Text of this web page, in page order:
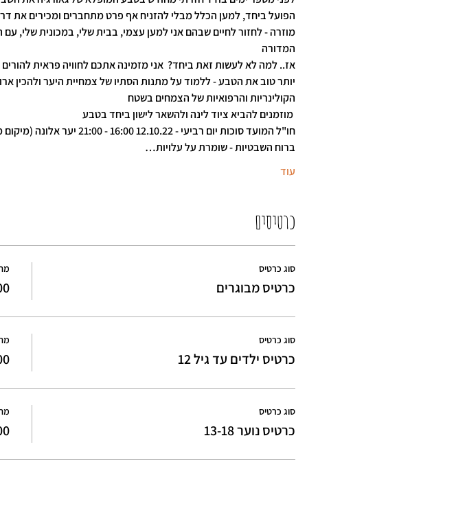
הפועל ביחד, למען הכלל מבלי להזניח אף פרט מתחברים ומכירים את
מוזרה - לחזור לחיים שבהם אני למען עצמי, בבית שלי, במכונית
המדורה
אז.. למה לא לעשות זאת ביחד?  אני מזמינה אתכם לחוויה פראית להורים
יותר טוב את הטבע - ללמוד על מתנות הסתיו של צמחיית היער ולהכין
הקולינריות והרפואיות של הצמחים בשטח
מוזמנים להביא ציוד לינה ולהשאר לישון ביחד בטבע
חו"ל המועד סוכות יום רביעי - 12.10.22 16:00 - 21:00 יער אלונה (מיקום מדוייק ימסר לנרשמים)
ברוח השבטיות - שומרת על עלויות…
עוד
כרטיסים
סוג כרטיס
כרטיס מבוגרים
סוג כרטיס
כרטיס ילדים עד גיל 12
סוג כרטיס
כרטיס נוער 13-18